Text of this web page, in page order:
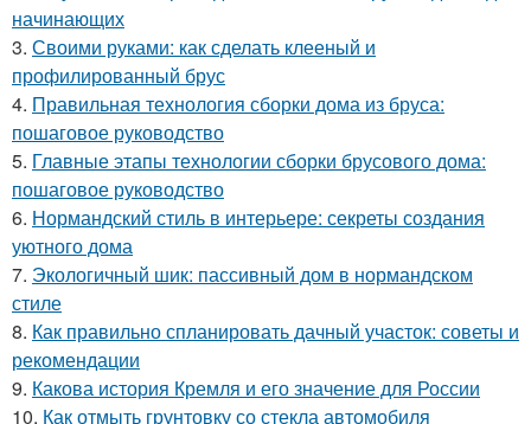
начинающих
3. Своими руками: как сделать клееный и
профилированный брус
4. Правильная технология сборки дома из бруса:
пошаговое руководство
5. Главные этапы технологии сборки брусового дома:
пошаговое руководство
6. Нормандский стиль в интерьере: секреты создания
уютного дома
7. Экологичный шик: пассивный дом в нормандском
стиле
8. Как правильно спланировать дачный участок: советы и
рекомендации
9. Какова история Кремля и его значение для России
10. Как отмыть грунтовку со стекла автомобиля